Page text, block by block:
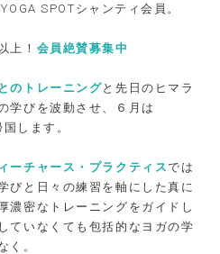
YOGA SPOT シャンティ会員。
上！ 会員絶賛募集中
のトレーニングと先日のヒマラ
学びを波動させ、６月は
します。
ーチャース・プラクティスでは
びと日々の練習を軸にした真に
濃密なトレーニングをガイドし
ていなくても包括的なヨガの学
く。